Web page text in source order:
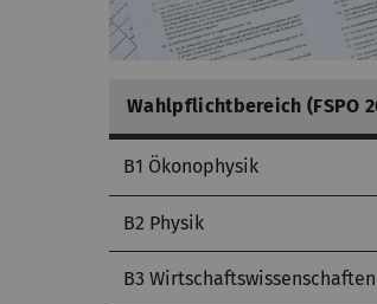
Wahlpflichtbereich (FSPO
B1 Ökonophysik
B2 Physik
B3 Wirtschaftswissenschaften